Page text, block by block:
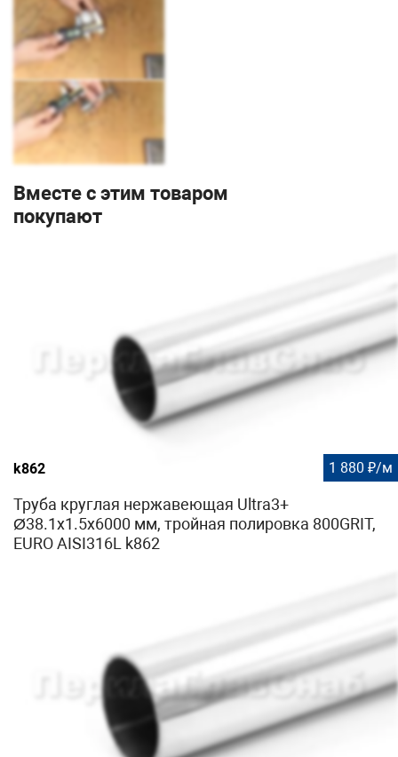
Вместе с этим товаром
покупают
k862 1 880 ₽/м
Труба круглая нержавеющая Ultra3+
Ø38.1х1.5х6000 мм, тройная полировка 800GRIT,
EURO AISI316L k862